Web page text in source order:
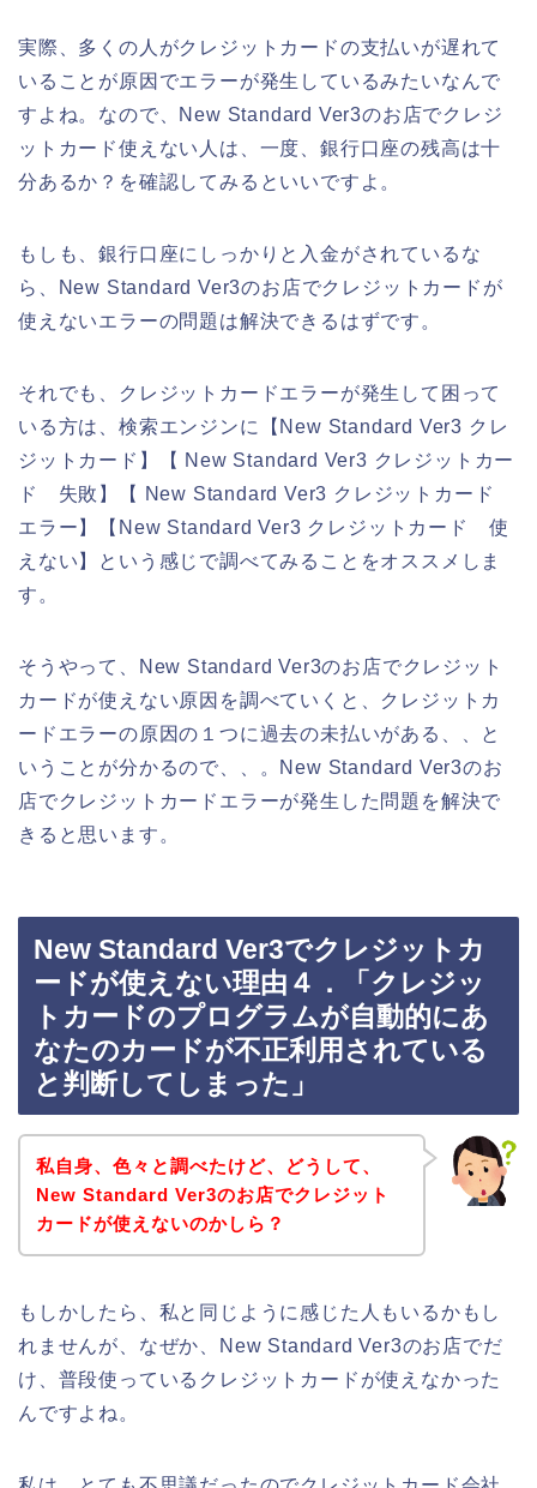
実際、多くの人がクレジットカードの支払いが遅れて
いることが原因でエラーが発生しているみたいなんで
すよね。なので、New Standard Ver3のお店でクレジ
ットカード使えない人は、一度、銀行口座の残高は十
分あるか？を確認してみるといいですよ。
もしも、銀行口座にしっかりと入金がされているな
ら、New Standard Ver3のお店でクレジットカードが
使えないエラーの問題は解決できるはずです。
それでも、クレジットカードエラーが発生して困って
いる方は、検索エンジンに【New Standard Ver3 クレ
ジットカード】【 New Standard Ver3 クレジットカー
ド 失敗】【 New Standard Ver3 クレジットカード
エラー】【New Standard Ver3 クレジットカード 使
えない】という感じで調べてみることをオススメしま
す。
そうやって、New Standard Ver3のお店でクレジット
カードが使えない原因を調べていくと、クレジットカ
ードエラーの原因の１つに過去の未払いがある、、と
いうことが分かるので、、。New Standard Ver3のお
店でクレジットカードエラーが発生した問題を解決で
きると思います。
New Standard Ver3でクレジットカ
ードが使えない理由４．「クレジッ
トカードのプログラムが自動的にあ
なたのカードが不正利用されている
と判断してしまった」
私自身、色々と調べたけど、どうして、
New Standard Ver3のお店でクレジット
カードが使えないのかしら？
もしかしたら、私と同じように感じた人もいるかもし
れませんが、なぜか、New Standard Ver3のお店でだ
け、普段使っているクレジットカードが使えなかった
んですよね。